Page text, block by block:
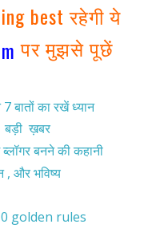
best रहेगी ये
पर मुझसे पूछें
बातों का रखें ध्यान
ख़बर
बनने की कहानी
, और भविष्य
golden rules